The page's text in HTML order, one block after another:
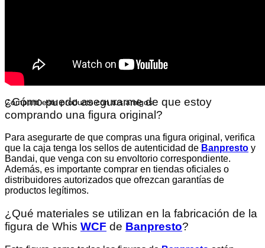
Compartí este producto con tus amigos:
precio calidad que tienen sus productos licenciados, son
productos asequibles con una gran calidad de esculpido y
pintura.
¿Cómo puedo asegurarme de que estoy
comprando una figura original?
Para asegurarte de que compras una figura original, verifica
que la caja tenga los sellos de autenticidad de Banpresto y
Bandai, que venga con su envoltorio correspondiente.
Además, es importante comprar en tiendas oficiales o
distribuidores autorizados que ofrezcan garantías de
productos legítimos.
¿Qué materiales se utilizan en la fabricación de la
figura de Whis WCF de Banpresto?